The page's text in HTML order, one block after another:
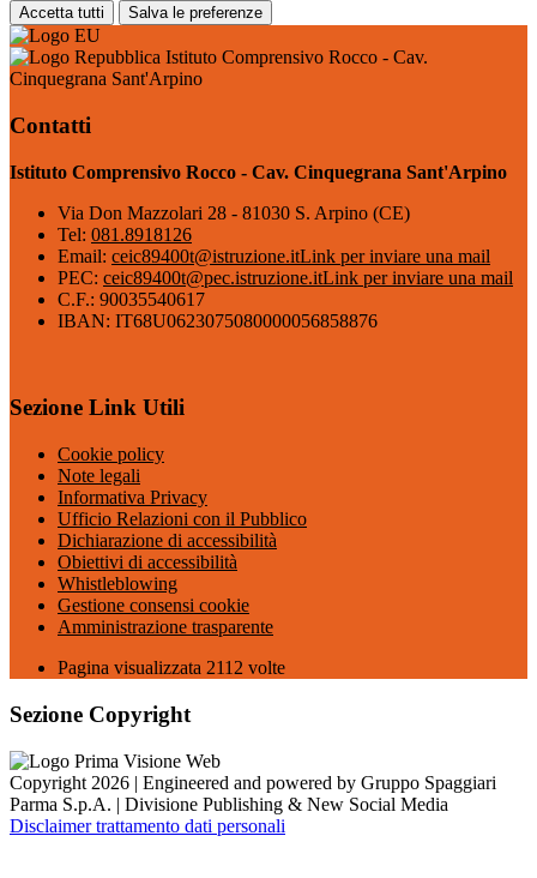
Accetta tutti Salva le preferenze
Istituto Comprensivo Rocco - Cav.
Cinquegrana Sant'Arpino
Contatti
Istituto Comprensivo Rocco - Cav. Cinquegrana Sant'Arpino
Via Don Mazzolari 28 - 81030 S. Arpino (CE)
Tel: 081.8918126
Email: ceic89400t@istruzione.itLink per inviare una mail
PEC: ceic89400t@pec.istruzione.itLink per inviare una mail
C.F.: 90035540617
IBAN: IT68U0623075080000056858876
Sezione Link Utili
Cookie policy
Note legali
Informativa Privacy
Ufficio Relazioni con il Pubblico
Dichiarazione di accessibilità
Obiettivi di accessibilità
Whistleblowing
Gestione consensi cookie
Amministrazione trasparente
Pagina visualizzata 2112 volte
Sezione Copyright
Copyright 2026 | Engineered and powered by Gruppo Spaggiari
Parma S.p.A. | Divisione Publishing & New Social Media
Disclaimer trattamento dati personali